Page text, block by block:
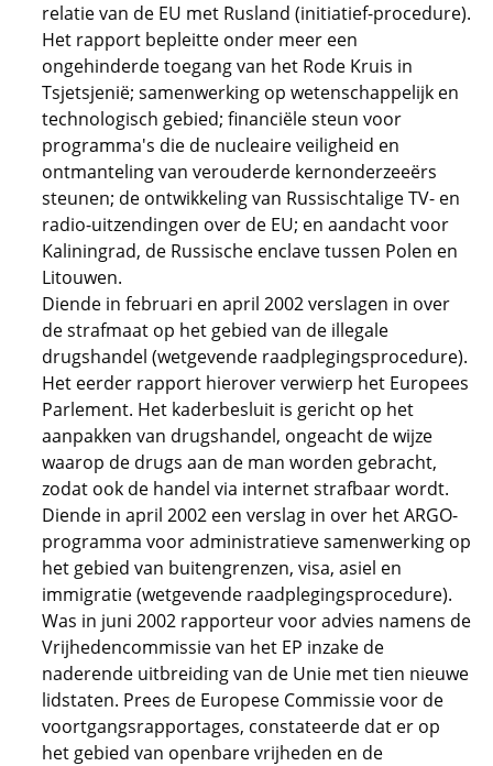
relatie van de EU met Rusland (initiatief-procedure).
Het rapport bepleitte onder meer een
ongehinderde toegang van het Rode Kruis in
Tsjetsjenië; samenwerking op wetenschappelijk en
technologisch gebied; financiële steun voor
programma's die de nucleaire veiligheid en
ontmanteling van verouderde kernonderzeeërs
steunen; de ontwikkeling van Russischtalige TV- en
radio-uitzendingen over de EU; en aandacht voor
Kaliningrad, de Russische enclave tussen Polen en
Litouwen.
Diende in februari en april 2002 verslagen in over
de strafmaat op het gebied van de illegale
drugshandel (wetgevende raadplegingsprocedure).
Het eerder rapport hierover verwierp het Europees
Parlement. Het kaderbesluit is gericht op het
aanpakken van drugshandel, ongeacht de wijze
waarop de drugs aan de man worden gebracht,
zodat ook de handel via internet strafbaar wordt.
Diende in april 2002 een verslag in over het ARGO-
programma voor administratieve samenwerking op
het gebied van buitengrenzen, visa, asiel en
immigratie (wetgevende raadplegingsprocedure).
Was in juni 2002 rapporteur voor advies namens de
Vrijhedencommissie van het EP inzake de
naderende uitbreiding van de Unie met tien nieuwe
lidstaten. Prees de Europese Commissie voor de
voortgangsrapportages, constateerde dat er op
het gebied van openbare vrijheden en de